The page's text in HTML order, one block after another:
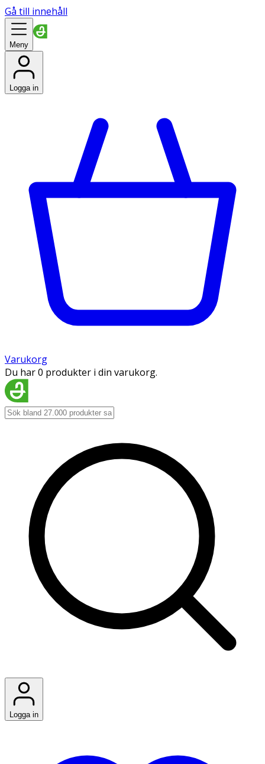
Gå till innehåll
Meny
Logga in
Varukorg
Du har 0 produkter i din varukorg.
Logga in